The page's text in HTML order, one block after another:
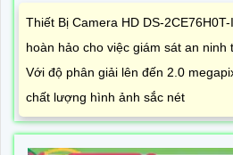
Thiết Bị Camera HD DS-
hoàn hảo cho việc giám sát an ninh
Với độ phân giải lên đến 2.0
chất lượng hình ảnh sắc nét